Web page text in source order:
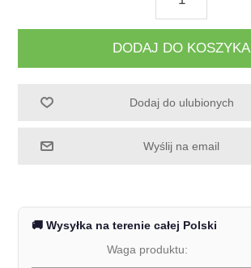
DODAJ DO KOSZYKA
Dodaj do ulubionych
Wyślij na email
🚚 Wysyłka na terenie całej Polski
Waga produktu: